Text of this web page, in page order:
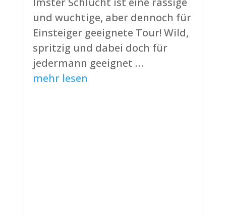
und wuchtige, aber dennoch für
Einsteiger geeignete Tour! Wild,
spritzig und dabei doch für
jedermann geeignet …
mehr lesen